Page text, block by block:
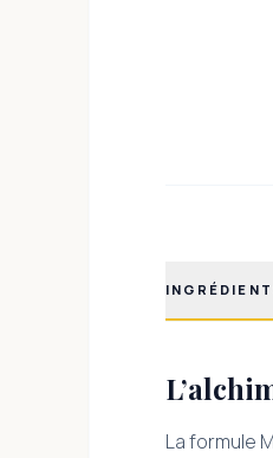
La formule